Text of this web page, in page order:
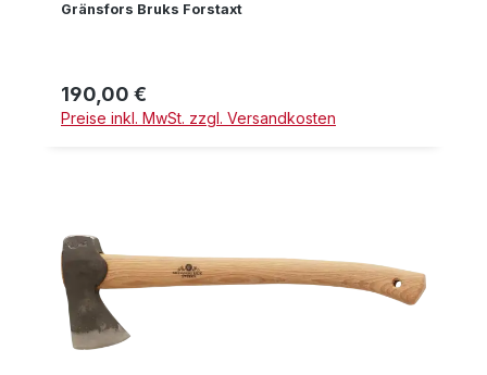
Gränsfors Bruks Forstaxt
Regulärer Preis:
190,00 €
Preise inkl. MwSt. zzgl. Versandkosten